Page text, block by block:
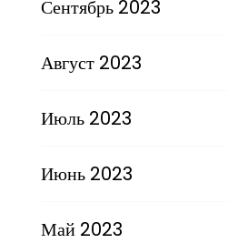
Сентябрь 2023
Август 2023
Июль 2023
Июнь 2023
Май 2023